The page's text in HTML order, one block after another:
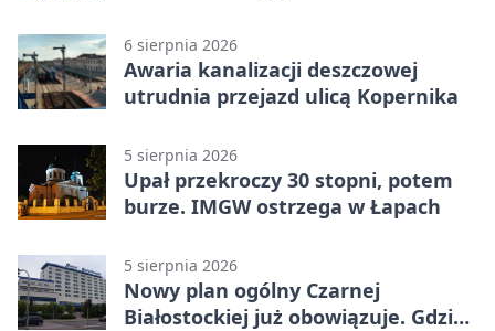
6 sierpnia 2026
Awaria kanalizacji deszczowej
utrudnia przejazd ulicą Kopernika
5 sierpnia 2026
Upał przekroczy 30 stopni, potem
burze. IMGW ostrzega w Łapach
5 sierpnia 2026
Nowy plan ogólny Czarnej
Białostockiej już obowiązuje. Gdzie